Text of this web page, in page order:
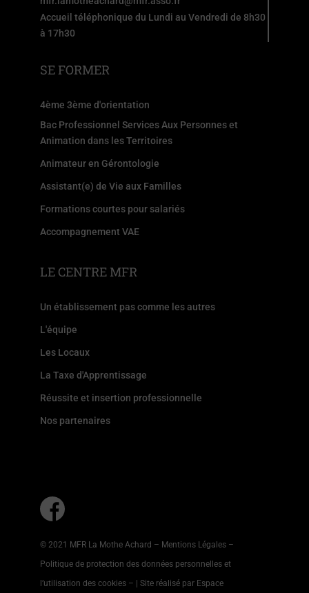
Accueil téléphonique du Lundi au Vendredi de 8h30
à 17h30
SE FORMER
4ème 3ème d'orientation
Bac Professionnel Services Aux Personnes et
Animation dans les Territoires
Animateur en Gérontologie
Assistant(e) de Vie aux Familles
Formations courtes pour salariés
Accompagnement VAE
LE CENTRE MFR
Un établissement pas comme les autres
L'équipe
Les Locaux
La Taxe d'Apprentissage
Réussite et insertion professionnelle
Nos partenaires
© 2021 MFR La Mothe Achard – Mentions Légales –
Politique de protection des données personnelles et
l’utilisation des cookies – | Site réalisé par Espace